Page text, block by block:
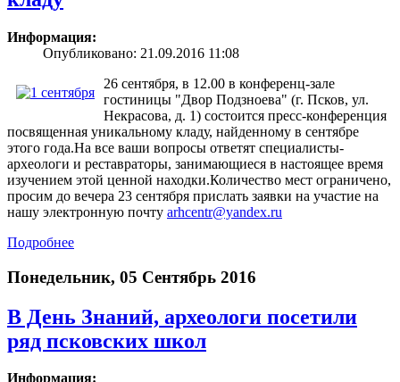
Информация:
Опубликовано: 21.09.2016 11:08
26 сентября, в 12.00 в конференц-зале
гостиницы "Двор Подзноева" (г. Псков, ул.
Некрасова, д. 1) состоится пресс-конференция
посвященная уникальному кладу, найденному в сентябре
этого года.На все ваши вопросы ответят специалисты-
археологи и реставраторы, занимающиеся в настоящее время
изучением этой ценной находки.Количество мест ограничено,
просим до вечера 23 сентября прислать заявки на участие на
нашу электронную почту arhcentr@yandex.ru
Подробнее
Понедельник, 05 Сентябрь 2016
В День Знаний, археологи посетили
ряд псковских школ
Информация: